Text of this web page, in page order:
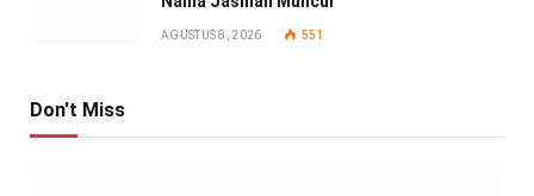
AGUSTUS 8, 2026 551
Don't Miss